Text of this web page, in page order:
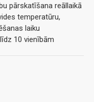
pārskatīšana reāllaikā
temperatūru,
laiku
10 vienībām